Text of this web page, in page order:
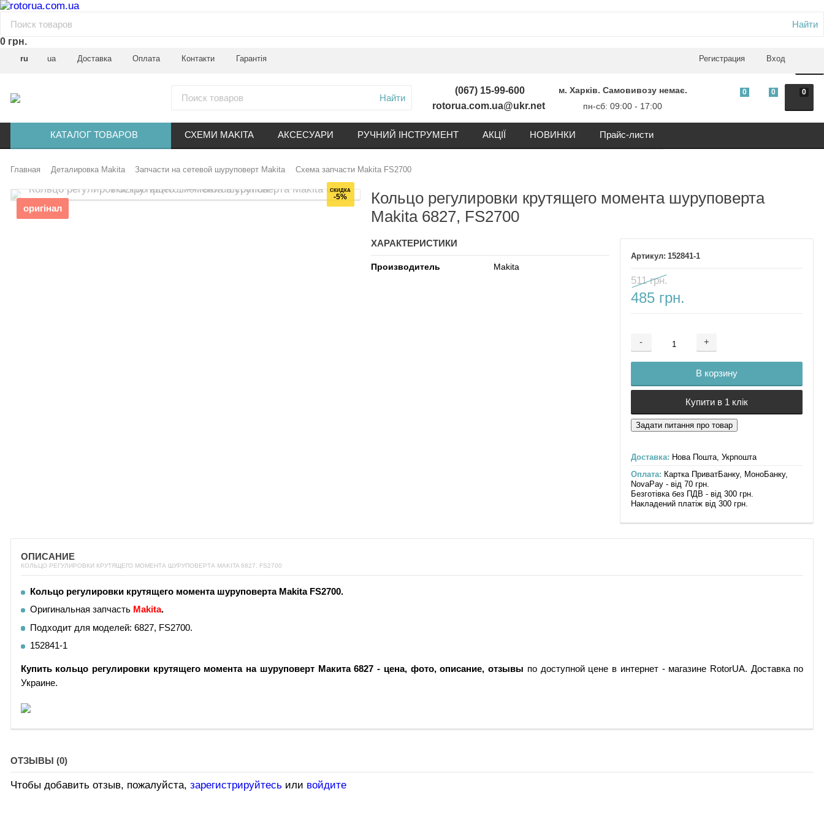
Найти
0 грн.
ru ua Доставка Оплата Контакти Гарантія Регистрация Вход
Найти
(067) 15-99-600
rotorua.com.ua@ukr.net
м. Харків. Самовивозу немає.
пн-сб: 09:00 - 17:00
0
0 0
КАТАЛОГ ТОВАРОВ СХЕМИ MAKITA АКСЕСУАРИ РУЧНИЙ ІНСТРУМЕНТ АКЦІЇ НОВИНКИ Прайс-листи
Главная Деталировка Makita Запчасти на сетевой шуруповерт Makita Схема запчасти Makita FS2700
СКИДКА
-5%
оригінал
Кольцо регулировки крутящего момента шуруповерта
Makita 6827, FS2700
152841-1
511 грн.
485 грн.
- +
Добавляется...
В корзину
Добавлен
Купити в 1 клік
Доставка: Нова Пошта, Укрпошта
Оплата: Картка ПриватБанку, МоноБанку,
NovaPay - від 70 грн.
Безготівка без ПДВ - від 300 грн.
Накладений платіж від 300 грн.
ХАРАКТЕРИСТИКИ
Производитель Makita
ОПИСАНИЕ
КОЛЬЦО РЕГУЛИРОВКИ КРУТЯЩЕГО МОМЕНТА ШУРУПОВЕРТА MAKITA 6827, FS2700
Кольцо регулировки крутящего момента шуруповерта Makita FS2700.
Оригинальная запчасть Makita.
Подходит для моделей:6827, FS2700.
152841-1
Купить кольцо регулировки крутящего момента на шуруповерт Макита 6827 - цена, фото, описание, отзывы по доступной цене в интернет - магазине RotorUA. Доставка по
Украине.
ОТЗЫВЫ (0)
Чтобы добавить отзыв, пожалуйста, зарегистрируйтесьили войдите